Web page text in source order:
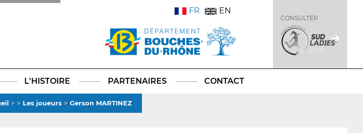
LinkedIn
X
FR EN
CONSULTER
L'HISTOIRE PARTENAIRES CONTACT
> > Les joueurs > Gerson MARTINEZ